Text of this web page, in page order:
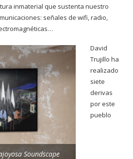
inmaterial que sustenta nuestro
señales de wifi, radio,
Soundscape
David
Trujillo ha
realizado
siete
derivas
por este
pueblo